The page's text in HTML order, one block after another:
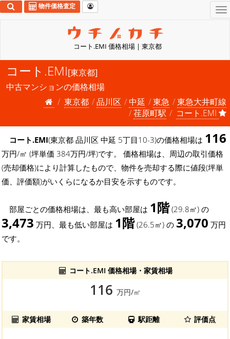
コート.EMI 価格相場 | 東京都
物件価格査定
コート.EMI[東京都]
中古マンションの価格相場
東京都
品川区 中延 東急
東急大井町線
荏原町駅
コート.EMI
コート.EMI(東京都 品川区 中延 5丁目10-3)の価格相場は 116
万円/㎡ (坪単価 384万円/坪)です。 価格相場は、周辺の取引価格
(売却価格)により計算したもので、物件を売却する際に値段(坪単
価、評価額)がいくらになるか目安を示すものです。
部屋ごとの価格相場は、最も高い部屋は 1階(29.8㎡) の
3,473 万円、最も低い部屋は 1階(26.5㎡) の 3,070 万円
です。
コート.EMI 価格相場・家賃相場
116 万円/㎡
家賃相場 築年数 駅距離 評価点